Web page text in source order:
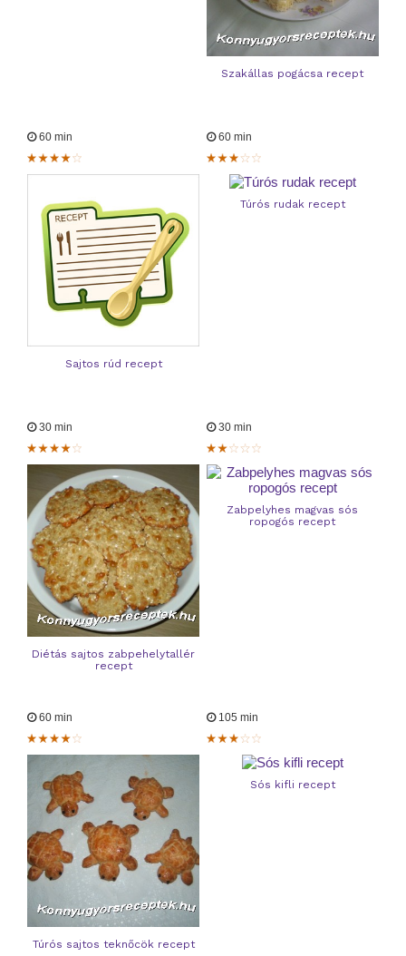
Szakállas pogácsa recept
60 min
Sajtos rúd recept
60 min
Túrós rudak recept
30 min
Diétás sajtos zabpehelytallér
recept
30 min
Zabpelyhes magvas sós
ropogós recept
60 min
Túrós sajtos teknőcök recept
105 min
Sós kifli recept